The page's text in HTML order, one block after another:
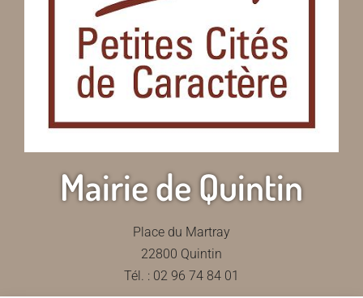
Mairie de Quintin
Place du Martray
22800 Quintin
Tél. : 02 96 74 84 01